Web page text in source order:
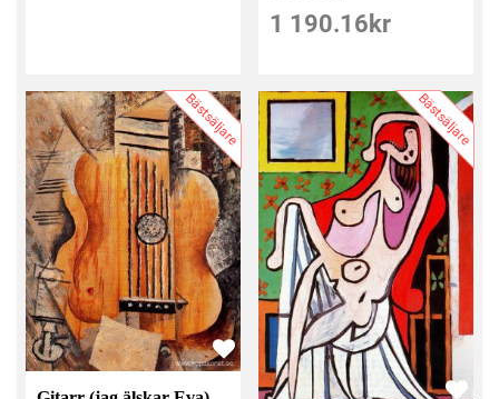
1 190.16 kr
Bästsäljare Bästsäljare